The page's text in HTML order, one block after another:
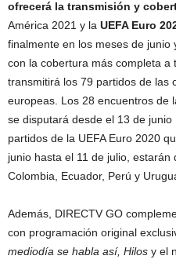
ofrecerá la transmisión y
América 2021 y la UEFA Euro
finalmente en los meses de junio
con la cobertura más completa a
transmitirá los 79 partidos de las
europeas. Los 28 encuentros de
se disputará desde el 13 de
partidos de la UEFA Euro 2020
junio hasta el 11 de julio, estarán
Colombia, Ecuador, Perú y
Además, DIRECTV GO
con programación original
mediodía se habla así, Hilos y el